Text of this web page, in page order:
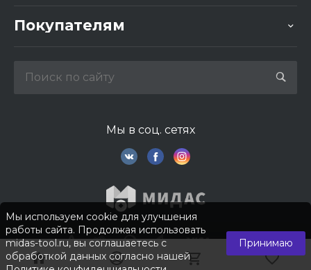
Покупателям
Мы в соц. сетях
Мы используем cookie для улучшения
работы сайта. Продолжая использовать
midas-tool.ru, вы соглашаетесь с
обработкой данных согласно нашей
Принимаю